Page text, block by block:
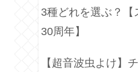
3種どれを選ぶ？【
30周年】
【超音波虫よけ】